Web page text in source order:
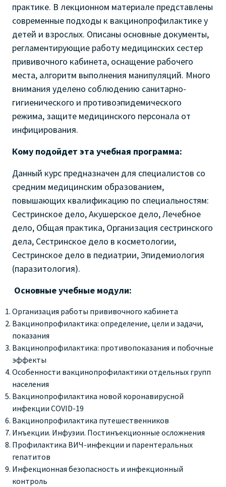
практике. В лекционном материале представлены
современные подходы к вакцинопрофилактике у
детей и взрослых. Описаны основные документы,
регламентирующие работу медицинских сестер
прививочного кабинета, оснащение рабочего
места, алгоритм выполнения манипуляций. Много
внимания уделено соблюдению санитарно-
гигиенического и противоэпидемического
режима, защите медицинского персонала от
инфицирования.
Кому подойдет эта учебная программа:
Данный курс предназначен для специалистов со
средним медицинским образованием,
повышающих квалификацию по специальностям:
Сестринское дело, Акушерское дело, Лечебное
дело, Общая практика, Организация сестринского
дела, Сестринское дело в косметологии,
Сестринское дело в педиатрии, Эпидемиология
(паразитология).
Основные учебные модули:
Организация работы прививочного кабинета
Вакцинопрофилактика: определение, цели и задачи,
показания
Вакцинопрофилактика: противопоказания и побочные
эффекты
Особенности вакцинопрофилактики отдельных групп
населения
Вакцинопрофилактика новой коронавирусной
инфекции COVID-19
Вакцинопрофилактика путешественников
Инъекции. Инфузии. Постинъекционные осложнения
Профилактика ВИЧ-инфекции и парентеральных
гепатитов
Инфекционная безопасность и инфекционный
контроль